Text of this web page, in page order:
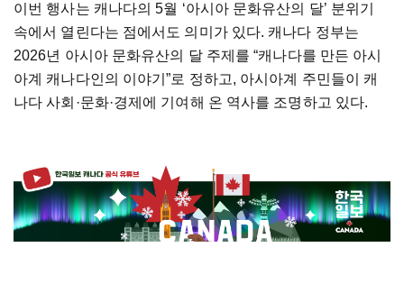
이번 행사는 캐나다의 5월 ‘아시아 문화유산의 달’ 분위기
속에서 열린다는 점에서도 의미가 있다. 캐나다 정부는
2026년 아시아 문화유산의 달 주제를 “캐나다를 만든 아시
아계 캐나다인의 이야기”로 정하고, 아시아계 주민들이 캐
나다 사회·문화·경제에 기여해 온 역사를 조명하고 있다.